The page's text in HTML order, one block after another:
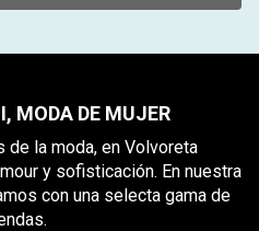
MODA DE MUJER
de la moda, en Volvoreta
y sofisticación. En nuestra
con una selecta gama de